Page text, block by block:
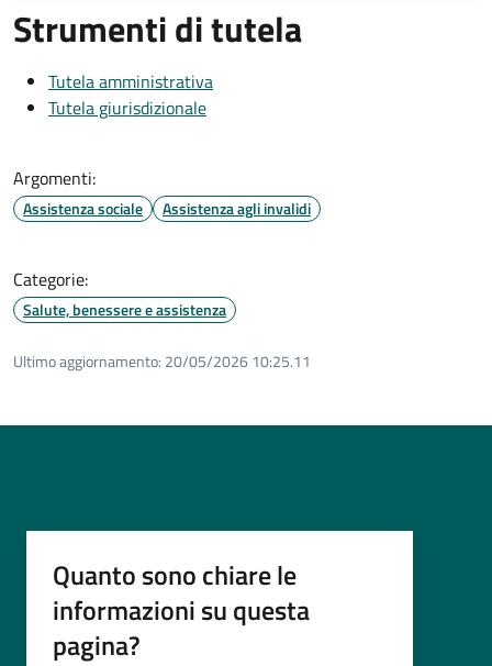
Strumenti di tutela
Tutela amministrativa
Tutela giurisdizionale
Argomenti:
Assistenza sociale Assistenza agli invalidi
Categorie:
Salute, benessere e assistenza
Ultimo aggiornamento: 20/05/2026 10:25.11
Quanto sono chiare le
informazioni su questa
pagina?